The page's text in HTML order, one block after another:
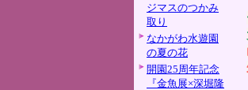
ジマスのつかみ
取り
なかがわ水遊園
の夏の花
開園25周年記念
『金魚展×深堀隆